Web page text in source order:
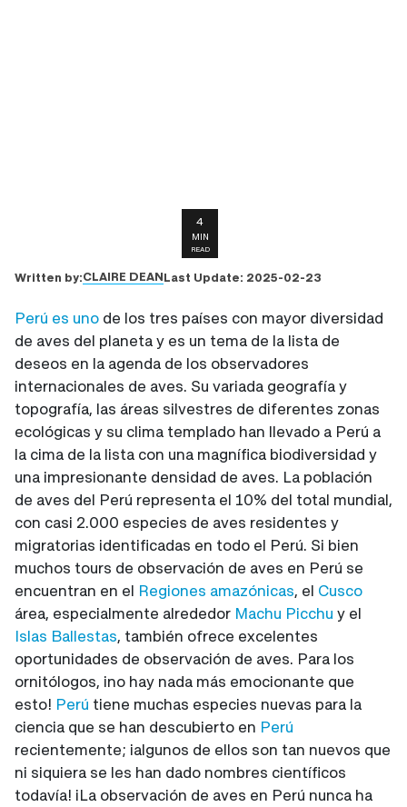
4
MIN
READ
Written by:CLAIRE DEANLast Update: 2025-02-23
Perú es uno de los tres países con mayor diversidad
de aves del planeta y es un tema de la lista de
deseos en la agenda de los observadores
internacionales de aves. Su variada geografía y
topografía, las áreas silvestres de diferentes zonas
ecológicas y su clima templado han llevado a Perú a
la cima de la lista con una magnífica biodiversidad y
una impresionante densidad de aves. La población
de aves del Perú representa el 10% del total mundial,
con casi 2.000 especies de aves residentes y
migratorias identificadas en todo el Perú. Si bien
muchos tours de observación de aves en Perú se
encuentran en el Regiones amazónicas, el Cusco
área, especialmente alrededor Machu Picchu y el
Islas Ballestas, también ofrece excelentes
oportunidades de observación de aves. Para los
ornitólogos, ¡no hay nada más emocionante que
esto! Perú tiene muchas especies nuevas para la
ciencia que se han descubierto en Perú
recientemente; ¡algunos de ellos son tan nuevos que
ni siquiera se les han dado nombres científicos
todavía! ¡La observación de aves en Perú nunca ha